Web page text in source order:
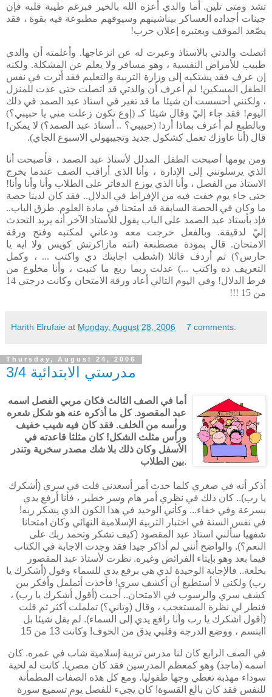
تشد ومتى تلين. أما والدي أعزه الله بالخير فبرغم طيبة قلبه فإن
جينات أجداده العساكر بيناشينهم وسيوفهم مطبوعة فيه بقوة ، فقد
يصّعد الموقف ويعتبره إعلان حرب!
اتصلت والدتي بالاستاذ وعبرت له عن انزعاجها. وأعلمته أن والدي
طبيب للأمراض النفسية ، وهو مسافر ولا يعلم عن المشكلة. ولكنه
إن عرف فقد يشتكيه إلى وزارة التربية والتعليم فقد أثرت في نفس
الطفل المسكين! لم أعرف أن والدتي قد اتصلت حتى عدت للمنزل
، ولكنني أحسست أن شيئا ما قد تغير في استاذ عبد الصمد في ذلك
اليوم! فقد جاء إليّ وقال شيئا كـ (إوع تكون زعلت مني يا حبيبي؟)
وبالطبع لم أعرف بماذا أرد! (حبيبي؟ .. أستاذ عبد الصمد؟) لا يمكن!
قال (أنا عاوزك تعمل كشكول جديد وتجيبهولي الاسبوع الجاي).
ومن يومها أصبحت الطفل المدلل لأستاذ عبد الصمد ، فأصبحت أنا
الذي يرسلونني إلى الإدارة ، وأنا الذي أراقب الصف عندما يخرج
الاستاذ من الفصل ، وأنا الذي يوزع الدفاتر على الطلاب وأنا وأنا وأنا!
حتى جاء يوم خفت فيه من الإفراط في الدلال.. فقد كان لدينا حصة
ما وكان في الحصة السابقة قد امتحنا في مادة العلوم. طرق الباب..
فإذ بأستاذ عبد الصمد على الباب يقول للأستاذ الآخر أنه يريد التحدث
إليّ لدقيقة. وبالفعل خرجت معه ودعاني لمكتبه وفتح ورقة
الامتحان. قال بمودة مصطنعة (انته مازاكرتش كويس ولا ايه يا
حارس؟) ثم أردف قائلا (اشطب اجابتك دي واكتب ... ، وكمل
التعريف ده واكتب ...) عدلت ربما ربع ما كتبت ، وأنا مخلوع من
فرط الدلال! وفي اليوم التالي أعاد ورقة الامتحان وكانت درجتي 14
من 15 !!!
Harith Elrufaie at Monday, August 28, 2006 7 comments:
Thursday, August 24, 2006
مدرستي الابتدائية 3/4
أما في الصف الثالث فكان مربي الفصل اسمه
عبد المقصود. كل ما أذكره عنه هو شكل شعره
ورأسه من الخلف. فقد كان فيه شيب خفيف
ورأس مثلث الشكل! كان مثلثا قاعدته في
الأسفل وكان ذلك بلا شك مصدر سخرية وتندر
بين الطلاب.
أذكر أنه في صغري كلما حدث أمر أسعدني قلت في سري (أشكرك
يا رب).. كان ذلك في نظري أمر هام وسر خطير ، فأنا أرفع يدي
بسرعة وفي خفاء... وكأني الوحيد في هذا الكون الذي يشكر ربه!
في نفس السنة في اختبار التربية الإسلامية النهائي وكان امتحانا
شفهيا سألني استاذ عبد المقصود (كيف تشكر وتحمد ربك على
النعم؟). والواضح أنني لم أذاكر جيدا فقد وجدت الاجابة في الكتاب
فيما بعد وهو بإيتاء الفرائض وغيره. نظرت لأستاذ عبد المقصور
بخلعة.. فالإجابة الوحيدة لدي هي برفع يدي للسماء وقول (أشكرك يا
رب) ولكني لا أستطيع أن أكشف سري! فأخذت أتململ وأفكر بين
كشف سري والرسوب في الامتحان.. أجبت (أقول أشكرك يا رب) ،
فنطر لي نظرة المستعجب ، وقال (وتاني؟) تململت أكثر ثم قلت
(أقول اشكرك يا رب وأنا رافع يدي إلى السماء). لم يقل شيئا بل
ابتسم ، ووضع الدرجة وقلبي يدق من الخوف! وكانت 13 من 15!
في الصف الرابع كان لنا مدرس تربية إسلامية شاب في عمره. كان
اسمه (ماجد) وهو كمعظم المدرسين فقد كان مصريا. كانت له لحية
سوداء مهذبة تغطي وجها طفوليا. ومع كل هذه الصفات المطمأنة
للنفس فقد كان بالغ القسوة! كان يجيء للفصل يوم تسميع سورة